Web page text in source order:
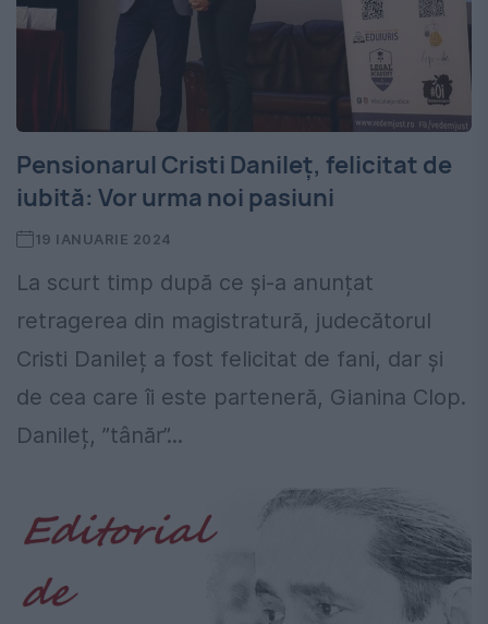
Pensionarul Cristi Danileț, felicitat de
iubită: Vor urma noi pasiuni
19 IANUARIE 2024
La scurt timp după ce și-a anunțat
retragerea din magistratură, judecătorul
Cristi Danileț a fost felicitat de fani, dar și
de cea care îi este parteneră, Gianina Clop.
Danileț, ”tânăr”...